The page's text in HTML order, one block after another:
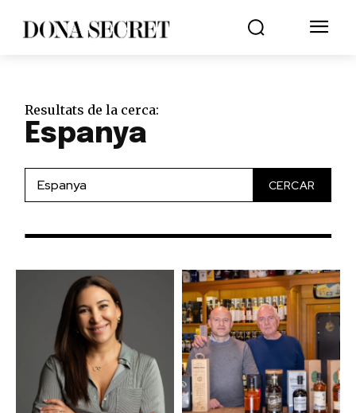
Resultats de la cerca:
Espanya
CERCAR